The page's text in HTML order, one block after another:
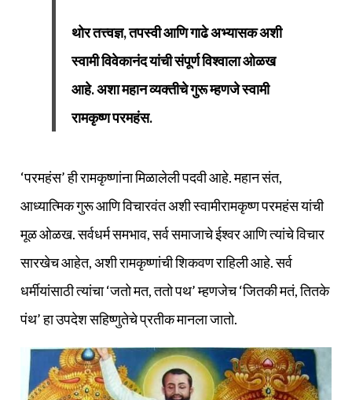
थोर तत्त्वज्ञ, तपस्वी आणि गाढे अभ्यासक अशी
स्वामी विवेकानंद यांची संपूर्ण विश्‍वाला ओळख
आहे. अशा महान व्यक्‍तीचे गुरू म्हणजे स्वामी
रामकृष्ण परमहंस.
‘परमहंस’ ही रामकृष्णांना मिळालेली पदवी आहे. महान संत,
आध्यात्मिक गुरू आणि विचारवंत अशी स्वामीरामकृष्ण परमहंस यांची
मूळ ओळख. सर्वधर्म समभाव, सर्व समाजाचे ईश्‍वर आणि त्यांचे विचार
सारखेच आहेत, अशी रामकृष्णांची शिकवण राहिली आहे. सर्व
धर्मीयांसाठी त्यांचा ‘जतो मत, ततो पथ’ म्हणजेच ‘जितकी मतं, तितके
पंथ’ हा उपदेश सहिष्णुतेचे प्रतीक मानला जातो.